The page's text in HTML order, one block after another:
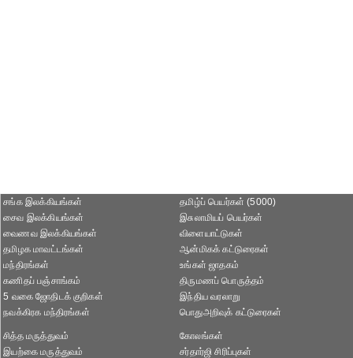
சங்க இலக்கியங்கள்
சைவ இலக்கியங்கள்
வைணவ இலக்கியங்கள்
தமிழக மாவட்டங்கள்
தமிழ்ப் பெயர்கள் (5000)
இசுலாமியப் பெயர்கள்
விளையாட்டுகள்
ஆன்மிகக் கட்டுரைகள்
மந்திரங்கள்
கணிதப் பஞ்சாங்கம்
5 வகை ஜோதிடக் குறிகள்
நவக்கிரக மந்திரங்கள்
உங்கள் ஜாதகம்
திருமணப் பொருத்தம்
இந்திய வரலாறு
பொதுஅறிவுக் கட்டுரைகள்
சித்த மருத்துவம்
இயற்கை மருத்துவம்
கோலங்கள்
சர்தார்ஜி சிரிப்புகள்